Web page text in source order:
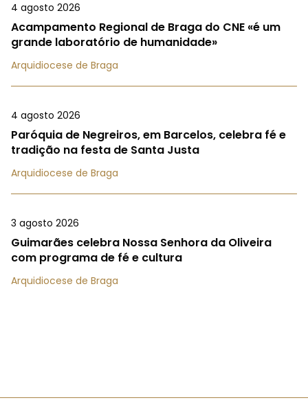
4 agosto 2026
Acampamento Regional de Braga do CNE «é um
grande laboratório de humanidade»
Arquidiocese de Braga
4 agosto 2026
Paróquia de Negreiros, em Barcelos, celebra fé e
tradição na festa de Santa Justa
Arquidiocese de Braga
3 agosto 2026
Guimarães celebra Nossa Senhora da Oliveira
com programa de fé e cultura
Arquidiocese de Braga